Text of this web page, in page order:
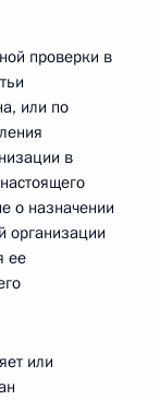
проверки в
или по
в
о назначении
организации
ее
или